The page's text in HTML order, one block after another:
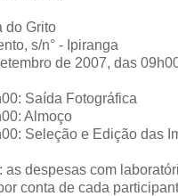
do Grito
s/n° - Ipiranga
de 2007, das
Saída Fotográfica
Almoço
Seleção e Edição das
as despesas com
conta de cada